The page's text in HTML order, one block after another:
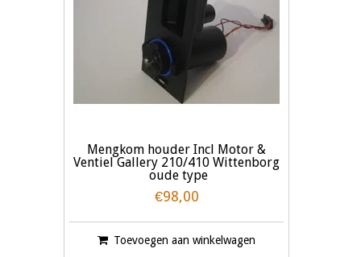
Mengkom houder Incl Motor &
Ventiel Gallery 210/410 Wittenborg
oude type
€98,00
Toevoegen aan winkelwagen